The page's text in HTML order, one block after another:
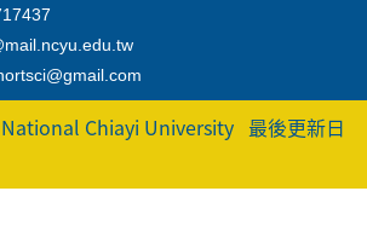
Chiayi University 最後更新日